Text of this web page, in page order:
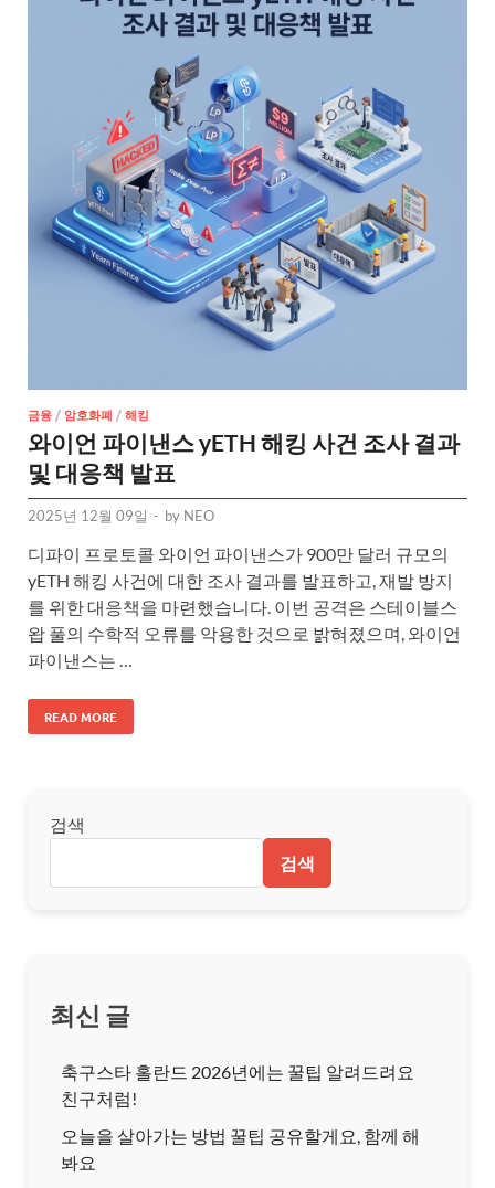
금융 / 암호화폐 /해킹
와이언 파이낸스 yETH 해킹 사건 조사 결과
및 대응책 발표
2025년 12월 09일 - by NEO
디파이 프로토콜 와이언 파이낸스가 900만 달러 규모의
yETH 해킹 사건에 대한 조사 결과를 발표하고, 재발 방지
를 위한 대응책을 마련했습니다. 이번 공격은 스테이블스
왑 풀의 수학적 오류를 악용한 것으로 밝혀졌으며, 와이언
파이낸스는 …
READ MORE
검색
검색
최신 글
축구스타 홀란드 2026년에는 꿀팁 알려드려요
친구처럼!
오늘을 살아가는 방법 꿀팁 공유할게요, 함께 해
봐요